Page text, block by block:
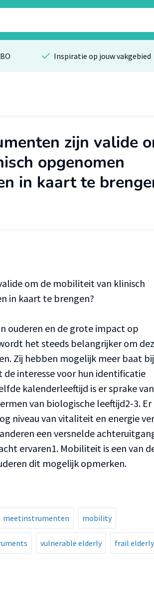
Inspiratie op jouw vakgebied
zijn valide
opgenomen
in kaart te
om de mobiliteit van klinisch
in kaart te brengen?
ouderen en de grote impact op
het steeds belangrijker om
Zij hebben mogelijk meer baat bij
interesse voor hun identificatie
kalenderleeftijd is er sprake van
van biologische leeftijd2-3. Er
niveau van vitaliteit en energie
een versnelde
ervaren1. Mobiliteit is een van
dit mogelijk opmerken.
meetinstrumenten mobility
vulnerable elderly frail elderly